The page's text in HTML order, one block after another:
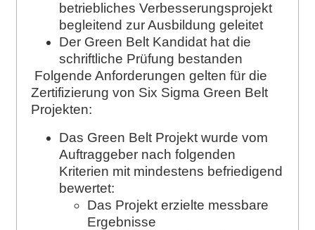
betriebliches Verbesserungsprojekt
begleitend zur Ausbildung geleitet
Der Green Belt Kandidat hat die
schriftliche Prüfung bestanden
Folgende Anforderungen gelten für die
Zertifizierung von Six Sigma Green Belt
Projekten:
Das Green Belt Projekt wurde vom
Auftraggeber nach folgenden
Kriterien mit mindestens befriedigend
bewertet:
Das Projekt erzielte messbare
Ergebnisse